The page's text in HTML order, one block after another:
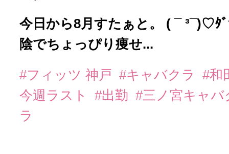
今日から8月すたぁと。 ( ¯ ³¯)♡ﾀ
陰でちょっぴり痩せ...
#フィッツ 神戸 #キャバクラ
#和
今週ラスト
#出勤 #三ノ宮キャ
ラ